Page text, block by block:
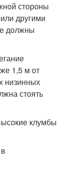
стороны
другими
должны
1,5 м от
низинных
стоять
клумбы